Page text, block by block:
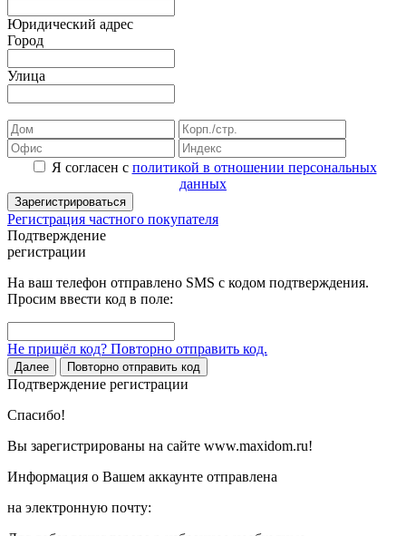
Юридический адрес
Город
Улица
Я согласен с политикой в отношении персональных
данных
Зарегистрироваться
Регистрация частного покупателя
Подтверждение
регистрации
На ваш телефон отправлено SMS с кодом подтверждения.
Просим ввести код в поле:
Не пришёл код? Повторно отправить код.
Далее Повторно отправить код
Подтверждение регистрации
Спасибо!
Вы зарегистрированы на сайте www.maxidom.ru!
Информация о Вашем аккаунте отправлена
на электронную почту: